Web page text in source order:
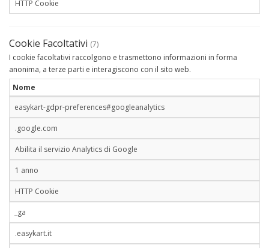
HTTP Cookie
Cookie Facoltativi (7)
I cookie facoltativi raccolgono e trasmettono informazioni in forma
anonima, a terze parti e interagiscono con il sito web.
Nome
easykart-gdpr-preferences#googleanalytics
.google.com
Abilita il servizio Analytics di Google
1 anno
HTTP Cookie
_ga
.easykart.it